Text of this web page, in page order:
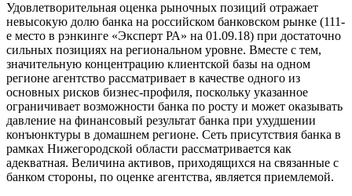
Удовлетворительная оценка рыночных позиций отражает
невысокую долю банка на российском банковском рынке (111-
е место в рэнкинге «Эксперт РА» на 01.09.18) при достаточно
сильных позициях на региональном уровне. Вместе с тем,
значительную концентрацию клиентской базы на одном
регионе агентство рассматривает в качестве одного из
основных рисков бизнес-профиля, поскольку указанное
ограничивает возможности банка по росту и может оказывать
давление на финансовый результат банка при ухудшении
конъюнктуры в домашнем регионе. Сеть присутствия банка в
рамках Нижегородской области рассматривается как
адекватная. Величина активов, приходящихся на связанные с
банком стороны, по оценке агентства, является приемлемой.